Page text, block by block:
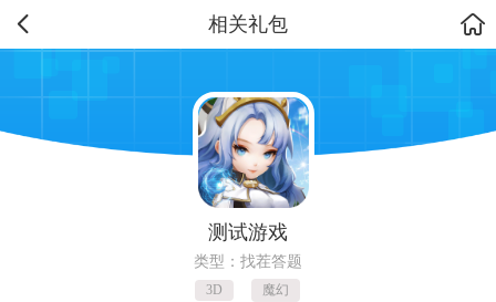
相关礼包
测试游戏
类型：找茬答题
3D 魔幻